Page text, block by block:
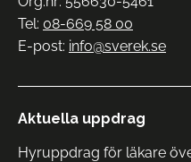
Tel: 08-669 58 00
E-post: info@sverek.se
Aktuella uppdrag
Hyruppdrag för läkare